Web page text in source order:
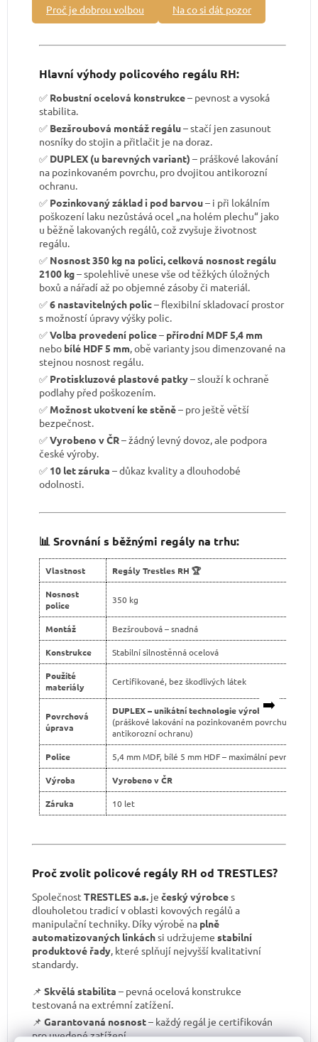
Proč je dobrou volbou Na co si dát pozor
Hlavní výhody policového regálu RH:
✅ Robustní ocelová konstrukce– pevnost a vysoká
stabilita.
✅ Bezšroubová montáž regálu– stačí jen zasunout
nosníky do stojin a přitlačit je na doraz.
✅ DUPLEX (u barevných variant) – práškové lakování
na pozinkovaném povrchu, pro dvojitou antikorozní
ochranu.
✅ Pozinkovaný základ i pod barvou– i při lokálním
poškození laku nezůstává ocel „na holém plechu“ jako
u běžně lakovaných regálů, což zvyšuje životnost
regálu.
✅ Nosnost 350 kg na polici, celková nosnost regálu
2100 kg– spolehlivě unese vše od těžkých úložných
boxů a nářadí až po objemné zásoby či materiál.
✅6 nastavitelných polic– flexibilní skladovací prostor
s možností úpravy výšky polic.
✅Volba provedení police– přírodní MDF 5,4 mm
nebo bílé HDF 5 mm, obě varianty jsou dimenzované na
stejnou nosnost regálu.
✅ Protiskluzové plastové patky– slouží k ochraně
podlahy před poškozením.
✅ Možnost ukotvení ke stěně– pro ještě větší
bezpečnost.
✅Vyrobeno v ČR– žádný levný dovoz, ale podpora
české výroby.
✅ 10 let záruka – důkaz kvality a dlouhodobé
odolnosti.
📊 Srovnání s běžnými regály na trhu:
➡️
Vlastnost Regály Trestles RH 🏆
Nosnost
police
350 kg
Montáž Bezšroubová – snadná
Konstrukce Stabilní silnostěnná ocelová
Použité
materiály
Certifikované, bez škodlivých látek
Povrchová
úprava
DUPLEX – unikátní technologie výroby
(práškové lakování na pozinkovaném povrchu pro
antikorozní ochranu)
Police 5,4 mm MDF, bílé 5 mm HDF – maximální pevnost
Výroba Vyrobeno v ČR
Záruka 10 let
Proč zvolit policové regály RH od TRESTLES?
Společnost TRESTLES a.s. je český výrobces
dlouholetou tradicí v oblasti kovových regálů a
manipulační techniky. Díky výrobě na plně
automatizovaných linkáchsi udržujeme stabilní
produktové řady, které splňují nejvyšší kvalitativní
standardy.
📌 Skvělá stabilita – pevná ocelová konstrukce
testovaná na extrémní zatížení.
📌 Garantovaná nosnost– každý regál je certifikován
pro uvedené zatížení.